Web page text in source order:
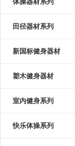
田径器材系列
新国标健身器材
塑木健身器材
室内健身系列
快乐体操系列